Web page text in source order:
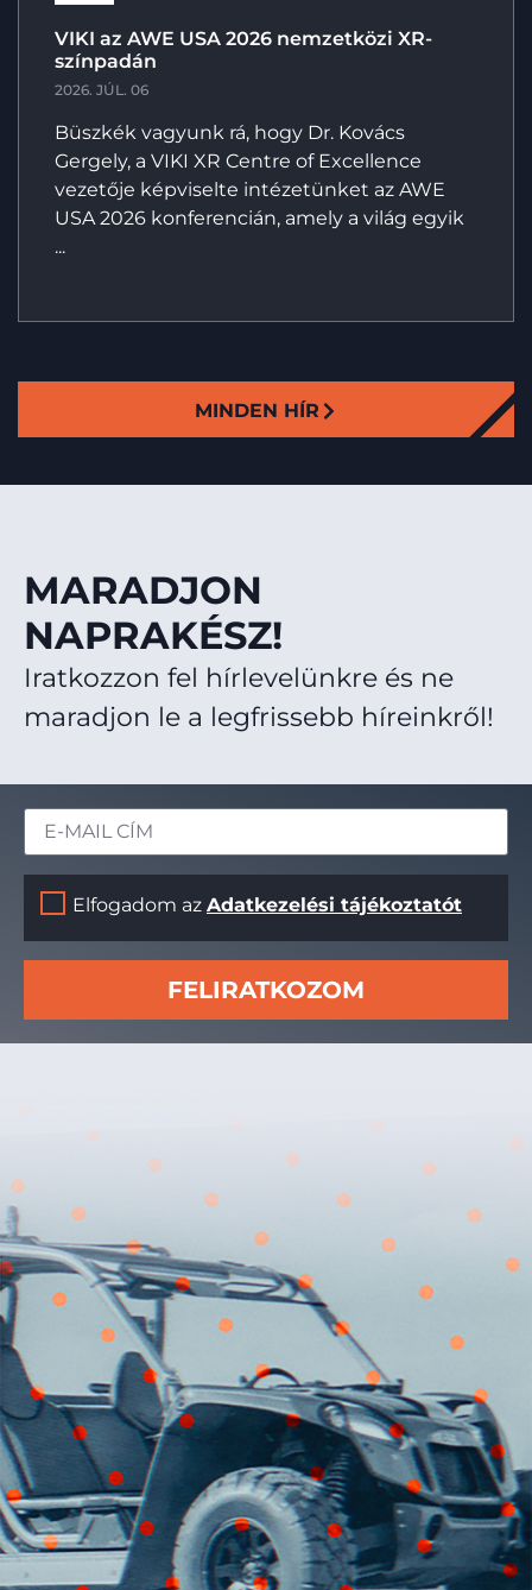
VIKI az AWE USA 2026 nemzetközi XR-
színpadán
2026. JÚL. 06
Büszkék vagyunk rá, hogy Dr. Kovács
Gergely, a VIKI XR Centre of Excellence
vezetője képviselte intézetünket az AWE
USA 2026 konferencián, amely a világ egyik
...
MINDEN HÍR
MARADJON
NAPRAKÉSZ!
Iratkozzon fel hírlevelünkre és ne
maradjon le a legfrissebb híreinkről!
Elfogadom az Adatkezelési tájékoztatót
FELIRATKOZOM